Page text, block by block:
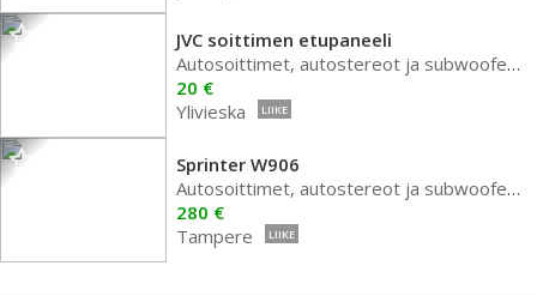
JVC soittimen etupaneeli
Autosoittimet, autostereot ja subwoofer autoon
20 €
Ylivieska
LIIKE
Sprinter W906
Autosoittimet, autostereot ja subwoofer autoon
280 €
Tampere
LIIKE